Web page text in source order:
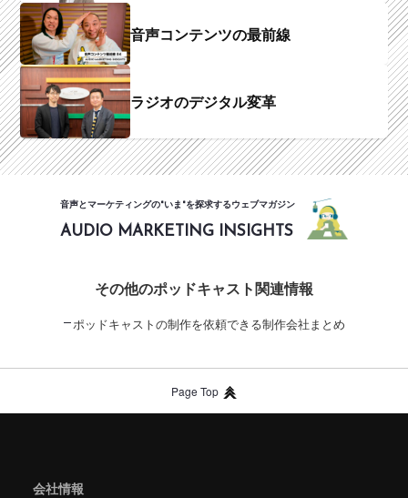
音声コンテンツの最前線
ラジオのデジタル変革
音声とマーケティングの"いま"を探求するウェブマガジン
AUDIO MARKETING INSIGHTS
その他のポッドキャスト関連情報
ポッドキャストの制作を依頼できる制作会社まとめ
Page Top
会社情報